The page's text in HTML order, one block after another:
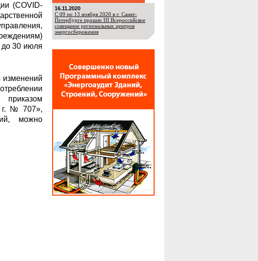
(COVID-
до 30 июля
г. № 707»,
можно
16.11.2020
С 09 по 13 ноября 2020 в г. Санкт-
Петербурге прошло III Всероссийское
совещание региональных центров
энергосбережения